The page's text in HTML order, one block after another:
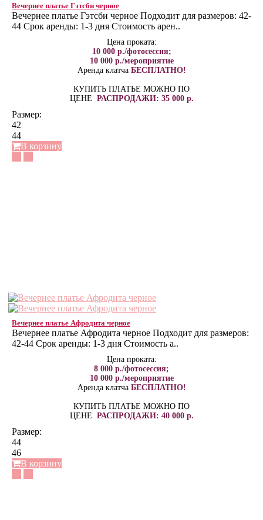
Вечернее платье Гэтсби черное
Вечернее платье Гэтсби черное Подходит для размеров: 42-
44 Срок аренды: 1-3 дня Стоимость арен..
Цена проката:
10 000 р./фотосессия;
10 000 р./мероприятие
Аренда клатча БЕСПЛАТНО!
КУПИТЬ ПЛАТЬЕ МОЖНО ПО
ЦЕНЕ РАСПРОДАЖИ: 35 000 р.
Размер:
42
44
В корзину
Вечернее платье Афродита черное
Вечернее платье Афродита черное Подходит для размеров:
42-44 Срок аренды: 1-3 дня Стоимость а..
Цена проката:
8 000 р./фотосессия;
10 000 р./мероприятие
Аренда клатча БЕСПЛАТНО!
КУПИТЬ ПЛАТЬЕ МОЖНО ПО
ЦЕНЕ РАСПРОДАЖИ: 40 000 р.
Размер:
44
46
В корзину